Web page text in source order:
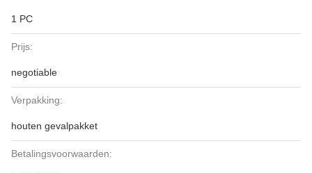
1 PC
Prijs:
negotiable
Verpakking:
houten gevalpakket
Betalingsvoorwaarden: